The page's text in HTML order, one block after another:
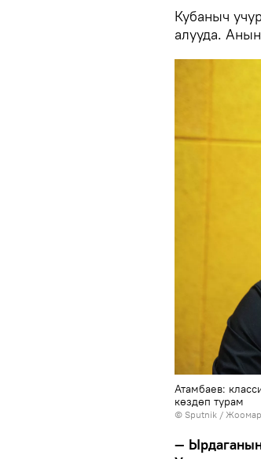
Кубаныч
алууда.
Атамбаев:
көздөп турам
© Sputnik /
—